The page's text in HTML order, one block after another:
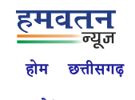
होम छत्तीसगढ़